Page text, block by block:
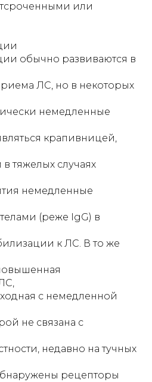
или
обычно развиваются в
ЛС, но в некоторых
немедленные
крапивницей,
тяжелых случаях
немедленные
(реже IgG) в
к ЛС. В то же
с немедленной
не связана с
недавно на тучных
рецепторы